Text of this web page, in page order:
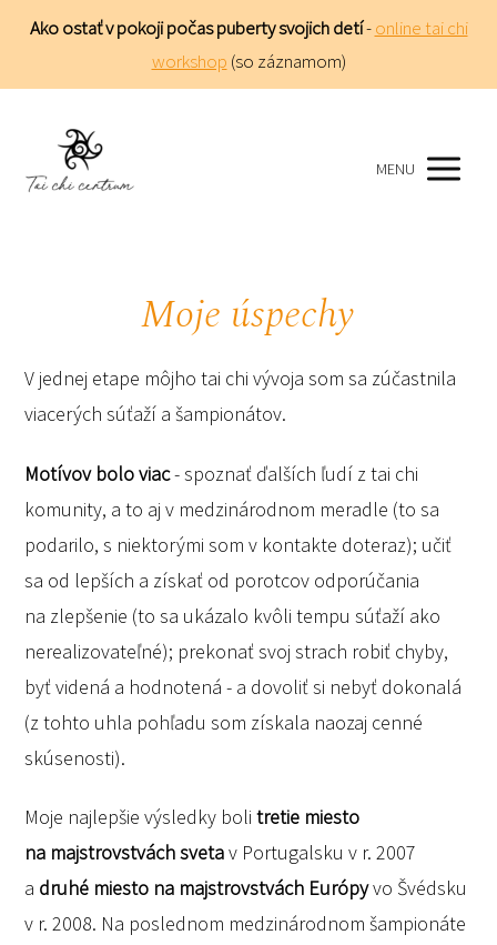
Ako ostať v pokoji počas puberty svojich detí-online tai chi
workshop (so záznamom)
MENU
Moje úspechy
V jednej etape môjho tai chi vývoja som sa zúčastnila
viacerých súťaží a šampionátov.
Motívov bolo viac- spoznať ďalších ľudí z tai chi
komunity, a to aj v medzinárodnom meradle (to sa
podarilo, s niektorými som v kontakte doteraz); učiť
sa od lepších a získať od porotcov odporúčania
na zlepšenie (to sa ukázalo kvôli tempu súťaží ako
nerealizovateľné); prekonať svoj strach robiť chyby,
byť videná a hodnotená - a dovoliť si nebyť dokonalá
(z tohto uhla pohľadu som získala naozaj cenné
skúsenosti).
Moje najlepšie výsledky bolitretie miesto
na majstrovstvách svetav Portugalsku v r. 2007
a druhé miesto na majstrovstvách Európyvo Švédsku
v r. 2008. Na poslednom medzinárodnom šampionáte